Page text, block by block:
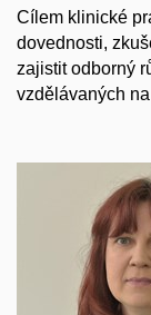
Cílem klinické
dovednosti,
zajistit odborný
vzdělávaných